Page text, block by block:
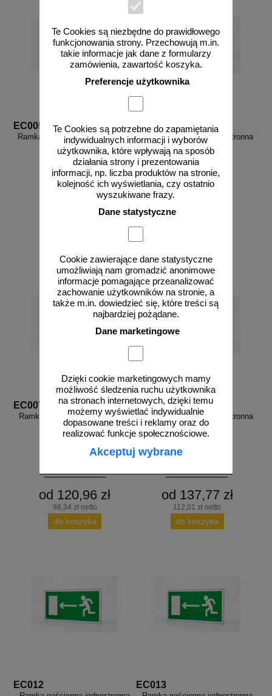
Te Cookies są niezbędne do prawidłowego
funkcjonowania strony. Przechowują m.in.
takie informacje jak dane z formularzy
zamówienia, zawartość koszyka.
Preferencje użytkownika
Te Cookies są potrzebne do zapamiętania
indywidualnych informacji i wyborów
użytkownika, które wpływają na sposób
działania strony i prezentowania
informacji, np. liczba produktów na stronie,
kolejność ich wyświetlania, czy ostatnio
wyszukiwane frazy.
Dane statystyczne
Cookie zawierające dane statystyczne
umożliwiają nam gromadzić anonimowe
informacje pomagające przeanalizować
zachowanie użytkowników na stronie, a
także m.in. dowiedzieć się, które treści są
najbardziej pożądane.
Dane marketingowe
Dzięki cookie marketingowych mamy
możliwość śledzenia ruchu użytkownika
na stronach internetowych, dzięki temu
możemy wyświetlać indywidualnie
dopasowane treści i reklamy oraz do
realizować funkcje społecznościowe.
Akceptuj wybrane
EC005
Ramka podstropowa dwustronna
20x20 - do znaków
ewakuacyjnych
od 109,73 zł
EC006
Ramka semaforowa dwustronna
10x30 - do znaków
ewakuacyjnych
od 115,36 zł
EC007
Ramka semaforowa dwustronna
15x30 - do znaków
ewakuacyjnych
od 120,96 zł
98,34 zł netto
do koszyka
EC008
Ramka semaforowa dwustronna
20x40 - do znaków
ewakuacyjnych
od 137,77 zł
112,01 zł netto
do koszyka
EC012 EC013